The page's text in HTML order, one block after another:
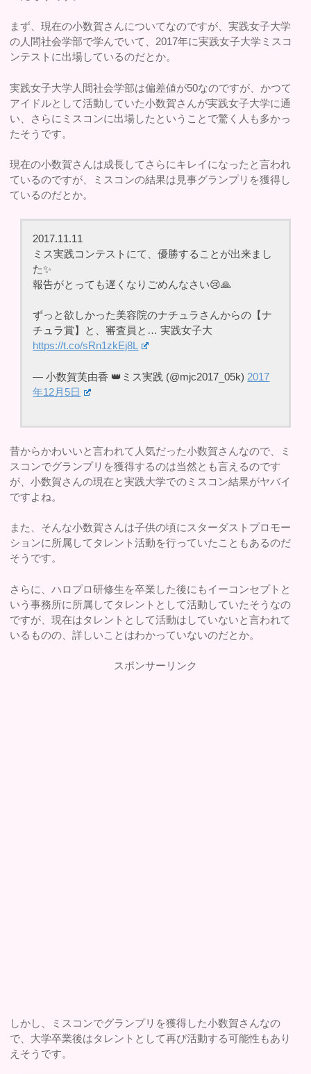
まず、現在の小数賀さんについてなのですが、実践女子大学
の人間社会学部で学んでいて、2017年に実践女子大学ミスコ
ンテストに出場しているのだとか。
実践女子大学人間社会学部は偏差値が50なのですが、かつて
アイドルとして活動していた小数賀さんが実践女子大学に通
い、さらにミスコンに出場したということで驚く人も多かっ
たそうです。
現在の小数賀さんは成長してさらにキレイになったと言われ
ているのですが、ミスコンの結果は見事グランプリを獲得し
ているのだとか。
2017.11.11
ミス実践コンテストにて、優勝することが出来まし
た✨
報告がとっても遅くなりごめんなさい😢🙏
ずっと欲しかった美容院のナチュラさんからの【ナ
チュラ賞】と、審査員と… 実践女子大
https://t.co/sRn1zkEj8L
— 小数賀芙由香 👑ミス実践 (@mjc2017_05k) 2017
年12月5日
昔からかわいいと言われて人気だった小数賀さんなので、ミ
スコンでグランプリを獲得するのは当然とも言えるのです
が、小数賀さんの現在と実践大学でのミスコン結果がヤバイ
ですよね。
また、そんな小数賀さんは子供の頃にスターダストプロモー
ションに所属してタレント活動を行っていたこともあるのだ
そうです。
さらに、ハロプロ研修生を卒業した後にもイーコンセプトと
いう事務所に所属してタレントとして活動していたそうなの
ですが、現在はタレントとして活動はしていないと言われて
いるものの、詳しいことはわかっていないのだとか。
スポンサーリンク
しかし、ミスコンでグランプリを獲得した小数賀さんなの
で、大学卒業後はタレントとして再び活動する可能性もあり
えそうです。